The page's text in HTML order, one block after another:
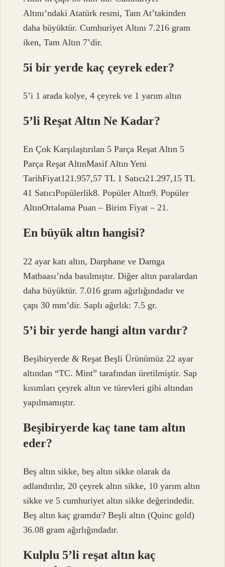
Altını’ndaki Atatürk resmi, Tam At’takinden
daha büyüktür. Cumhuriyet Altını 7.216 gram
iken, Tam Altın 7’dir.
5i bir yerde kaç çeyrek eder?
5’i 1 arada kolye, 4 çeyrek ve 1 yarım altın
5’li Reşat Altın Ne Kadar?
En Çok Karşılaştırılan 5 Parça Reşat Altın 5
Parça Reşat AltınMasif Altın Yeni
TarihFiyat121.957,57 TL 1 Satıcı21.297,15 TL
41 SatıcıPopülerlik8. Popüler Altın9. Popüler
AltınOrtalama Puan – Birim Fiyat – 21.
En büyük altın hangisi?
22 ayar katı altın, Darphane ve Damga
Matbaası’nda basılmıştır. Diğer altın paralardan
daha büyüktür. 7.016 gram ağırlığındadır ve
çapı 30 mm’dir. Saplı ağırlık: 7.5 gr.
5’i bir yerde hangi altın vardır?
Beşibiryerde & Reşat Beşli Ürünümüz 22 ayar
altından “TC. Mint” tarafından üretilmiştir. Sap
kısımları çeyrek altın ve türevleri gibi altından
yapılmamıştır.
Beşibiryerde kaç tane tam altın
eder?
Beş altın sikke, beş altın sikke olarak da
adlandırılır, 20 çeyrek altın sikke, 10 yarım altın
sikke ve 5 cumhuriyet altın sikke değerindedir.
Beş altın kaç gramdır? Beşli altın (Quinc gold)
36.08 gram ağırlığındadır.
Kulplu 5’li reşat altın kaç